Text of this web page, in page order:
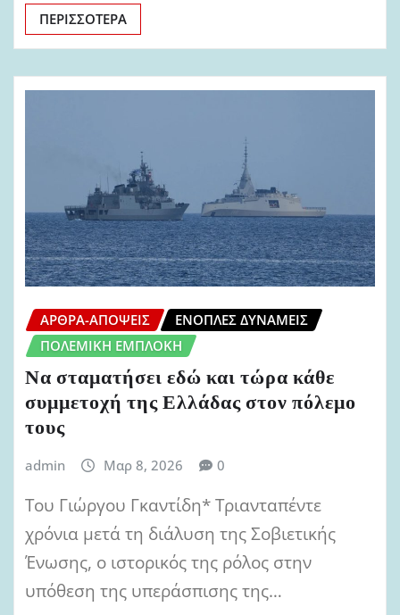
ΠΕΡΙΣΣΌΤΕΡΑ
ΆΡΘΡΑ-ΑΠΌΨΕΙΣ
ΈΝΟΠΛΕΣ ΔΥΝΆΜΕΙΣ
ΠΟΛΕΜΙΚΉ ΕΜΠΛΟΚΉ
Να σταματήσει εδώ και τώρα κάθε
συμμετοχή της Ελλάδας στον πόλεμο
τους
admin Μαρ 8, 2026 0
Του Γιώργου Γκαντίδη* Τριανταπέντε
χρόνια μετά τη διάλυση της Σοβιετικής
Ένωσης, ο ιστορικός της ρόλος στην
υπόθεση της υπεράσπισης της…